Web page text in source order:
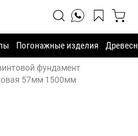
Погонажные изделия
фундамент
57мм 1500мм